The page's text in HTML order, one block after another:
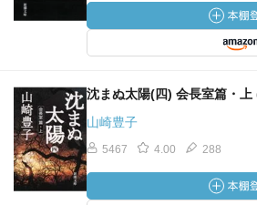
沈まぬ太陽(四) 会長室篇・上
山崎豊子
5467 4.00 288